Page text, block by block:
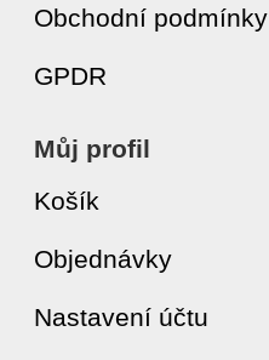
Obchodní podmínky
GPDR
Můj profil
Košík
Objednávky
Nastavení účtu